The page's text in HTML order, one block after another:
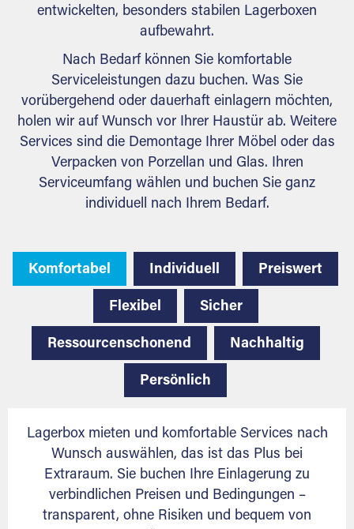
entwickelten, besonders stabilen Lagerboxen
aufbewahrt.
Nach Bedarf können Sie komfortable
Serviceleistungen dazu buchen. Was Sie
vorübergehend oder dauerhaft einlagern möchten,
holen wir auf Wunsch vor Ihrer Haustür ab. Weitere
Services sind die Demontage Ihrer Möbel oder das
Verpacken von Porzellan und Glas. Ihren
Serviceumfang wählen und buchen Sie ganz
individuell nach Ihrem Bedarf.
Komfortabel Individuell Preiswert
Flexibel Sicher
Ressourcenschonend Nachhaltig
Persönlich
Lagerbox mieten und komfortable Services nach
Wunsch auswählen, das ist das Plus bei
Extraraum. Sie buchen Ihre Einlagerung zu
verbindlichen Preisen und Bedingungen –
transparent, ohne Risiken und bequem von